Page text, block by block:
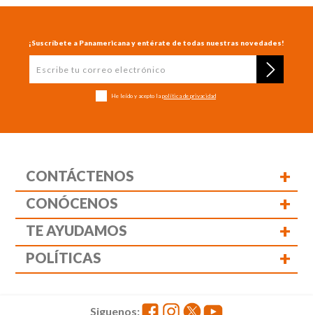
¡Suscríbete a Panamericana y entérate de todas nuestras novedades!
He leído y acepto la política de privacidad
CONTÁCTENOS +
CONÓCENOS +
TE AYUDAMOS +
POLÍTICAS +
Siguenos: